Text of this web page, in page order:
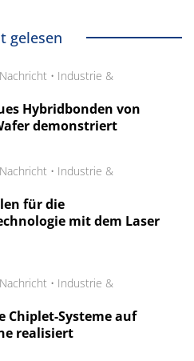
gelesen
Nachricht • Industrie &
Hybridbonden von
demonstriert
Nachricht • Industrie &
für die
mit dem Laser
Nachricht • Industrie &
Chiplet-Systeme auf
realisiert